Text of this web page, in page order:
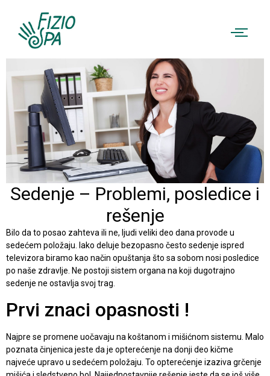
Sedenje – Problemi, posledice i
rešenje
Bilo da to posao zahteva ili ne, ljudi veliki deo dana provode u
sedećem položaju. Iako deluje bezopasno često sedenje ispred
televizora biramo kao način opuštanja što sa sobom nosi posledice
po naše zdravlje. Ne postoji sistem organa na koji dugotrajno
sedenje ne ostavlja svoj trag.
Prvi znaci opasnosti !
Najpre se promene uočavaju na koštanom i mišićnom sistemu. Malo
poznata činjenica jeste da je opterećenje na donji deo kičme
najveće upravo u sedećem položaju. To opterećenje izaziva grčenje